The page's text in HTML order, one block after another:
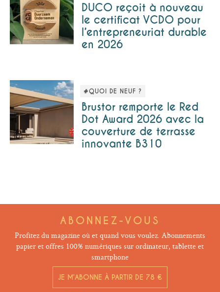
DUCO reçoit à nouveau
le certificat VCDO pour
l’entrepreneuriat durable
en 2026
#QUOI DE NEUF ?
Brustor remporte le Red
Dot Award 2026 avec la
couverture de terrasse
innovante B310
ABONNEZ-VOUS
Profitez du magazine où et quand vous voulez. Abonnements
papier et offres 100% numériques sur ordinateur, tablette et
smartphone
JE M’ABONNE À PARTIR DE 78 €